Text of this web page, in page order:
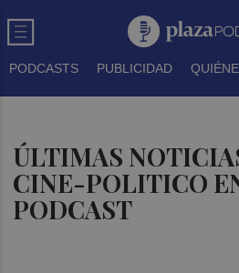
PODCASTS PUBLICIDAD
ÚLTIMAS
CINE-POLITICO
PODCAST